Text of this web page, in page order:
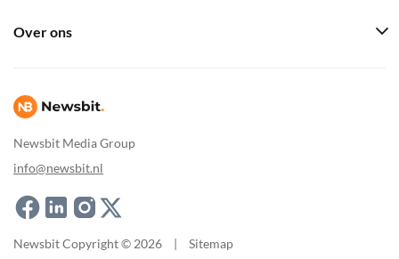
Newsbit Media Group
info@newsbit.nl
Over ons
Newsbit Copyright © 2026 | Sitemap